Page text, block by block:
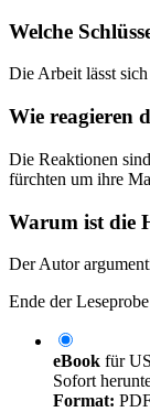
Welche
Die Arbeit lässt
Wie reagieren
Die Reaktionen
fürchten um ihre
Warum ist die
Der Autor
Ende der
eBook für
Sofort
Format: